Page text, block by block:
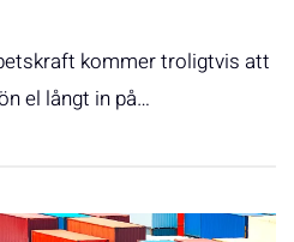
kommer troligtvis att
el långt in på…